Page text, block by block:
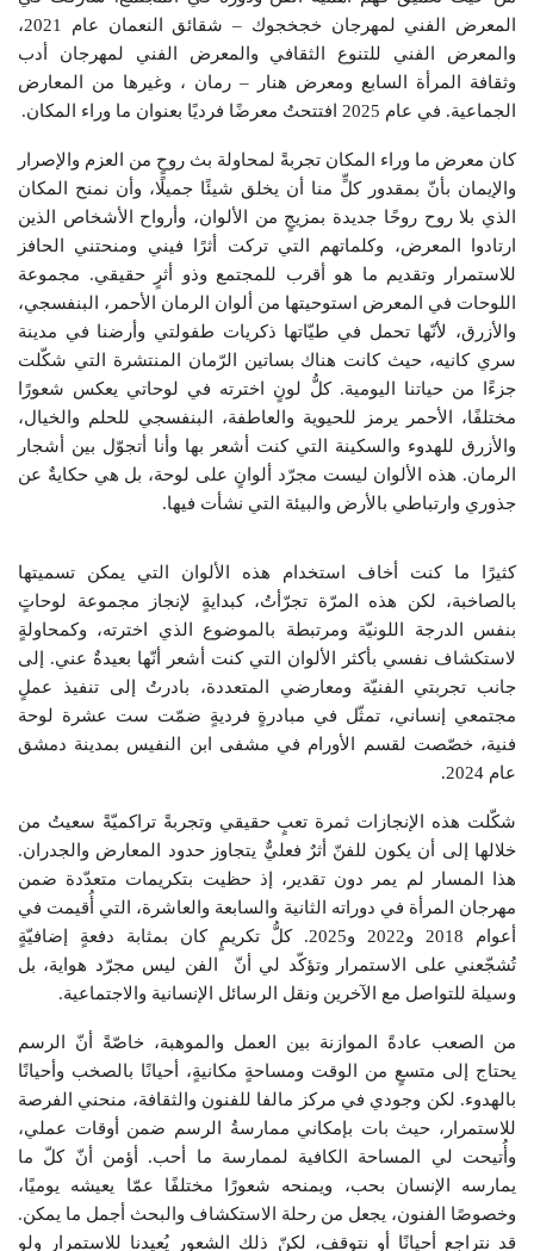
المعرض الفني لمهرجان خجخجوك – شقائق النعمان عام 2021،
والمعرض الفني للتنوع الثقافي والمعرض الفني لمهرجان أدب
وثقافة المرأة السابع ومعرض هنار – رمان ، وغيرها من المعارض
الجماعية. في عام 2025 افتتحتُ معرضًا فرديًا بعنوان ما وراء المكان.
كان معرض ما وراء المكان تجربةً لمحاولة بث روحٍ من العزم والإصرار
والإيمان بأنّ بمقدور كلٍّ منا أن يخلق شيئًا جميلًا، وأن نمنح المكان
الذي بلا روح روحًا جديدة بمزيجٍ من الألوان، وأرواح الأشخاص الذين
ارتادوا المعرض، وكلماتهم التي تركت أثرًا فيني ومنحتني الحافز
للاستمرار وتقديم ما هو أقرب للمجتمع وذو أثرٍ حقيقي. مجموعة
اللوحات في المعرض استوحيتها من ألوان الرمان الأحمر، البنفسجي،
والأزرق، لأنّها تحمل في طيّاتها ذكريات طفولتي وأرضنا في مدينة
سري كانيه، حيث كانت هناك بساتين الرّمان المنتشرة التي شكّلت
جزءًا من حياتنا اليومية. كلُّ لونٍ اخترته في لوحاتي يعكس شعورًا
مختلفًا، الأحمر يرمز للحيوية والعاطفة، البنفسجي للحلم والخيال،
والأزرق للهدوء والسكينة التي كنت أشعر بها وأنا أتجوّل بين أشجار
الرمان. هذه الألوان ليست مجرّد ألوانٍ على لوحة، بل هي حكايةٌ عن
جذوري وارتباطي بالأرض والبيئة التي نشأت فيها.
كثيرًا ما كنت أخاف استخدام هذه الألوان التي يمكن تسميتها
بالصاخبة، لكن هذه المرّة تجرّأتُ، كبدايةٍ لإنجاز مجموعة لوحاتٍ
بنفس الدرجة اللونيّة ومرتبطة بالموضوع الذي اخترته، وكمحاولةٍ
لاستكشاف نفسي بأكثر الألوان التي كنت أشعر أنّها بعيدةٌ عني. إلى
جانب تجربتي الفنيّة ومعارضي المتعددة، بادرتُ إلى تنفيذ عملٍ
مجتمعي إنساني، تمثّل في مبادرةٍ فرديةٍ ضمّت ست عشرة لوحة
فنية، خصّصت لقسم الأورام في مشفى ابن النفيس بمدينة دمشق
عام 2024.
شكّلت هذه الإنجازات ثمرة تعبٍ حقيقي وتجربةً تراكميّةً سعيتُ من
خلالها إلى أن يكون للفنّ أثرٌ فعليٌّ يتجاوز حدود المعارض والجدران.
هذا المسار لم يمر دون تقدير، إذ حظيت بتكريمات متعدّدة ضمن
مهرجان المرأة في دوراته الثانية والسابعة والعاشرة، التي أُقيمت في
أعوام 2018 و2022 و2025. كلُّ تكريمٍ كان بمثابة دفعةٍ إضافيّةٍ
تُشجّعني على الاستمرار وتؤكّد لي أنّ الفن ليس مجرّد هواية، بل
وسيلة للتواصل مع الآخرين ونقل الرسائل الإنسانية والاجتماعية.
من الصعب عادةً الموازنة بين العمل والموهبة، خاصّةً أنّ الرسم
يحتاج إلى متسعٍ من الوقت ومساحةٍ مكانيةٍ، أحيانًا بالصخب وأحيانًا
بالهدوء. لكن وجودي في مركز مالفا للفنون والثقافة، منحني الفرصة
للاستمرار، حيث بات بإمكاني ممارسةُ الرسم ضمن أوقات عملي،
وأُتيحت لي المساحة الكافية لممارسة ما أحب. أؤمن أنّ كلّ ما
يمارسه الإنسان بحب، ويمنحه شعورًا مختلفًا عمّا يعيشه يوميًا،
وخصوصًا الفنون، يجعل من رحلة الاستكشاف والبحث أجمل ما يمكن.
قد نتراجع أحيانًا أو نتوقف، لكنّ ذلك الشعور يُعيدنا للاستمرار ولو